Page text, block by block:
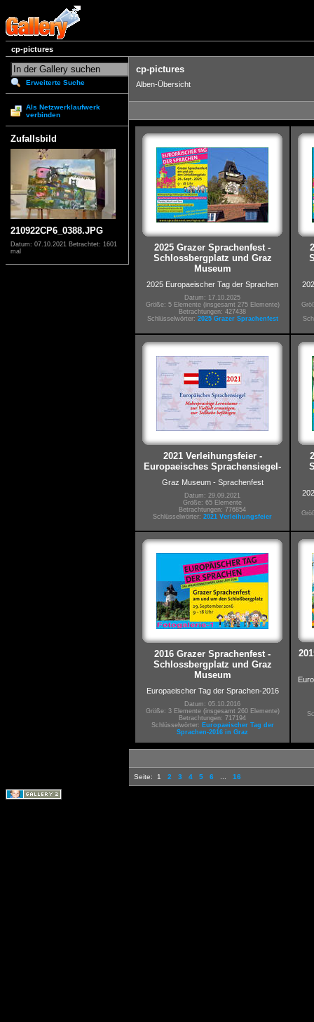
cp-pictures
Erweiterte Suche
Als Netzwerklaufwerk
verbinden
Zufallsbild
210922CP6_0388.JPG
Datum: 07.10.2021 Betrachtet: 1601
mal
cp-pictures
Alben-Übersicht
2025 Grazer Sprachenfest -
Schlossbergplatz und Graz
Museum
2025 Europaeischer Tag der Sprachen
Datum: 17.10.2025
Größe: 5 Elemente (insgesamt 275 Elemente)
Betrachtungen: 427438
Schlüsselwörter: 2025 Grazer Sprachenfest
2021 Verleihungsfeier -
Europaeisches Sprachensiegel-
Graz Museum - Sprachenfest
Datum: 29.09.2021
Größe: 65 Elemente
Betrachtungen: 776854
Schlüsselwörter: 2021 Verleihungsfeier
2016 Grazer Sprachenfest -
Schlossbergplatz und Graz
Museum
Europaeischer Tag der Sprachen-2016
Datum: 05.10.2016
Größe: 3 Elemente (insgesamt 260 Elemente)
Betrachtungen: 717194
Schlüsselwörter: Europaeischer Tag der
Sprachen-2016 in Graz
Seite: 1 2 3 4 5 6 16